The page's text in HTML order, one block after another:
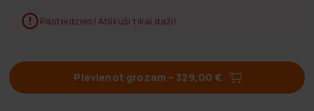
Pasteidzies! Atlikuši tikai daži!
Pievienot grozam – 329,00 €